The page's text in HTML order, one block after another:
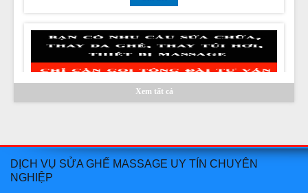
Bình Bình Thuận chuyên nghiệp uy tín giá rẻ nhất
Xem tất cả
DỊCH VỤ SỬA GHẾ MASSAGE UY TÍN CHUYÊN
NGHIỆP